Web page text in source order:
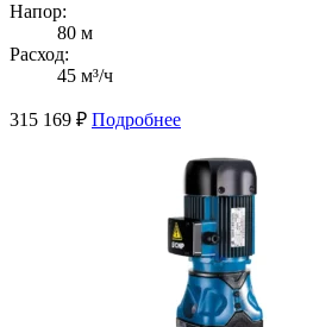
Напор:
80 м
Расход:
45 м³/ч
315 169 ₽ Подробнее